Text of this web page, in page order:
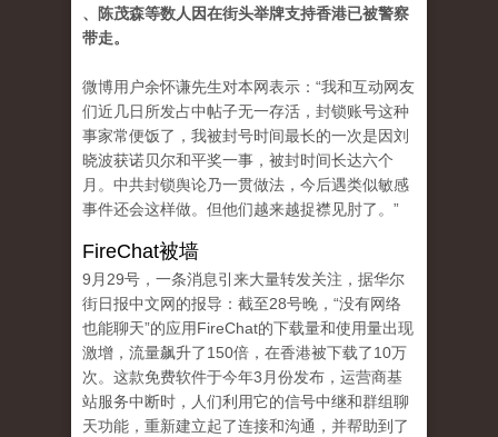
、陈茂森等数人因在街头举牌支持香港已被警察
带走。
微博用户余怀谦先生对本网表示：“我和互动网友
们近几日所发占中帖子无一存活，封锁账号这种
事家常便饭了，我被封号时间最长的一次是因刘
晓波获诺贝尔和平奖一事，被封时间长达六个
月。中共封锁舆论乃一贯做法，今后遇类似敏感
事件还会这样做。但他们越来越捉襟见肘了。”
FireChat被墙
9月29号，一条消息引来大量转发关注，据华尔
街日报中文网的报导：截至28号晚，“没有网络
也能聊天”的应用FireChat的下载量和使用量出现
激增，流量飙升了150倍，在香港被下载了10万
次。这款免费软件于今年3月份发布，运营商基
站服务中断时，人们利用它的信号中继和群组聊
天功能，重新建立起了连接和沟通，并帮助到了